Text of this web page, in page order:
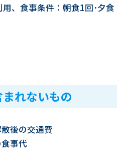
、食事条件：朝食1回･夕食
れないもの
後の交通費
事代